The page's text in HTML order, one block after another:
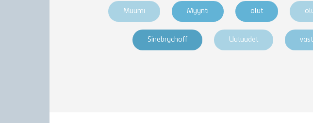
Muumi Myynti olut
Sinebrychoff Uutuudet